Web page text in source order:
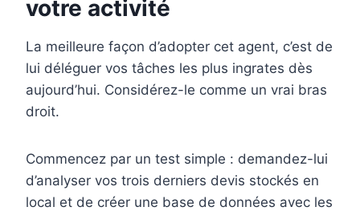
votre activité
La meilleure façon d’adopter cet agent, c’est de
lui déléguer vos tâches les plus ingrates dès
aujourd’hui. Considérez-le comme un vrai bras
droit.
Commencez par un test simple : demandez-lui
d’analyser vos trois derniers devis stockés en
local et de créer une base de données avec les